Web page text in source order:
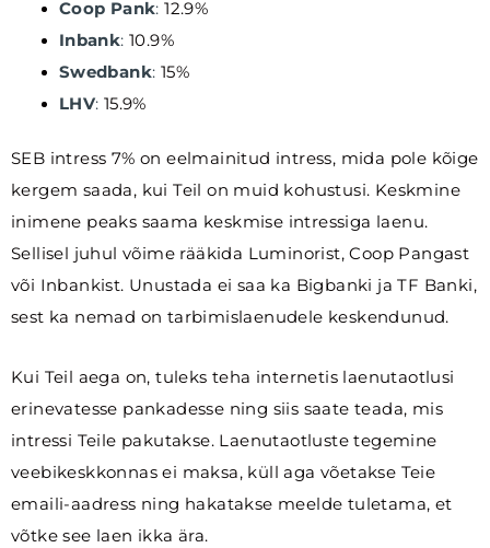
Coop Pank: 12.9%
Inbank: 10.9%
Swedbank: 15%
LHV: 15.9%
SEB intress 7% on eelmainitud intress, mida pole kõige
kergem saada, kui Teil on muid kohustusi. Keskmine
inimene peaks saama keskmise intressiga laenu.
Sellisel juhul võime rääkida Luminorist, Coop Pangast
või Inbankist. Unustada ei saa ka Bigbanki ja TF Banki,
sest ka nemad on tarbimislaenudele keskendunud.
Kui Teil aega on, tuleks teha internetis laenutaotlusi
erinevatesse pankadesse ning siis saate teada, mis
intressi Teile pakutakse. Laenutaotluste tegemine
veebikeskkonnas ei maksa, küll aga võetakse Teie
emaili-aadress ning hakatakse meelde tuletama, et
võtke see laen ikka ära.